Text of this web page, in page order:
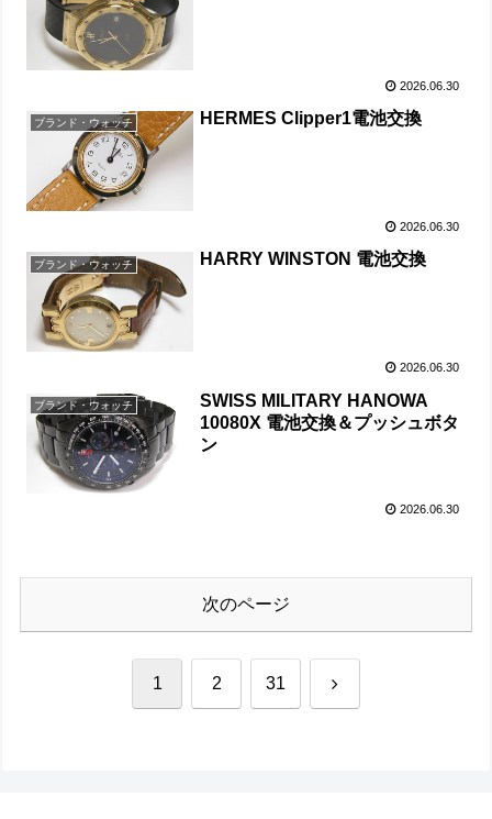
2026.06.30
ブランド・ウォッチ HERMES Clipper1電池交換
2026.06.30
ブランド・ウォッチ HARRY WINSTON 電池交換
2026.06.30
ブランド・ウォッチ
SWISS MILITARY HANOWA
10080X 電池交換＆プッシュボタ
ン
2026.06.30
次のページ
1 2 31 次